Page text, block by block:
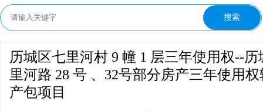
历城区七里河村 9 幢 1 层三年使用权--历
里河路 28 号 、32号部分房产三年使用
产包项目